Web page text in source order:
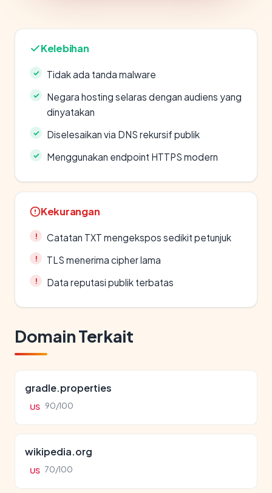
Kelebihan
Tidak ada tanda malware
Negara hosting selaras dengan audiens yang
dinyatakan
Diselesaikan via DNS rekursif publik
Menggunakan endpoint HTTPS modern
Kekurangan
Catatan TXT mengekspos sedikit petunjuk
TLS menerima cipher lama
Data reputasi publik terbatas
Domain Terkait
gradle.properties
US 90/100
wikipedia.org
US 70/100